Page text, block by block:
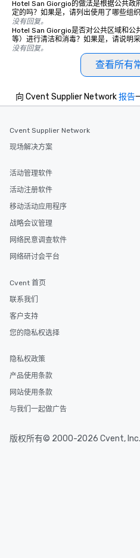
Hotel San Giorgio的做法是根据公共政
定的吗？如果是，请列出使用了哪些组
没有回复。
Hotel San Giorgio是否对公共区域和公
等）进行清洁和消毒？如果是，请说明
没有回复。
查看所有
向 Cvent Supplier Network报告
Cvent Supplier Network
现场解决方案
活动管理软件
活动注册软件
移动活动应用程序
战略会议管理
网络民意调查软件
网络研讨会平台
Cvent 首页
联系我们
客户支持
您的隐私权选择
隐私权政策
产品使用条款
网站使用条款
与我们一起做广告
版权所有© 2000-2026 Cvent, Inc.